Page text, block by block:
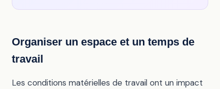
Organiser un espace et un temps de
travail
Les conditions matérielles de travail ont un impact